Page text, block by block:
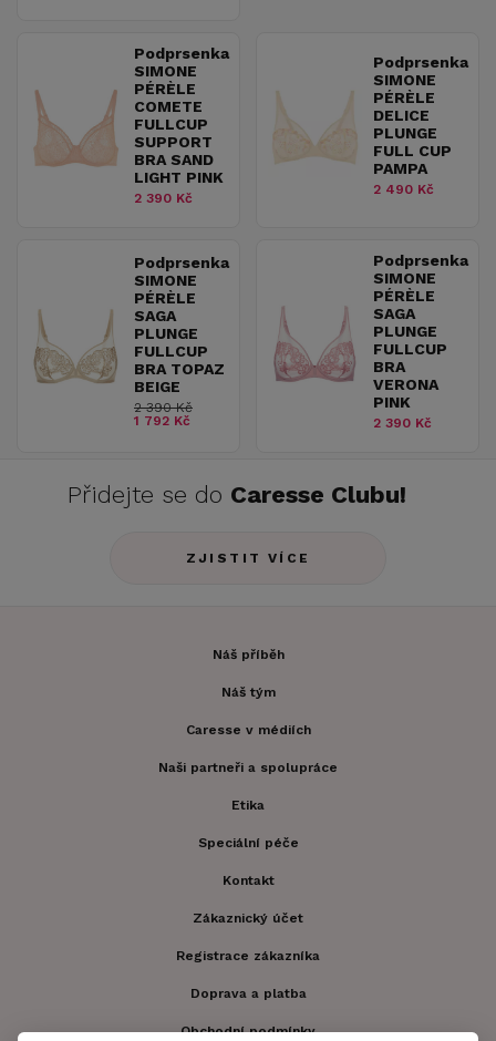
Podprsenka
SIMONE
PÉRÈLE
COMETE
FULLCUP
SUPPORT
BRA SAND
LIGHT PINK
2 390 Kč
Podprsenka
SIMONE
PÉRÈLE
DELICE
PLUNGE
FULL CUP
PAMPA
2 490 Kč
Podprsenka
SIMONE
PÉRÈLE
SAGA
PLUNGE
FULLCUP
BRA TOPAZ
BEIGE
2 390 Kč
1 792 Kč
Podprsenka
SIMONE
PÉRÈLE
SAGA
PLUNGE
FULLCUP
BRA
VERONA
PINK
2 390 Kč
Přidejte se do Caresse Clubu!
ZJISTIT VÍCE
Náš příběh
Náš tým
Caresse v médiích
Naši partneři a spolupráce
Etika
Speciální péče
Kontakt
Zákaznický účet
Registrace zákazníka
Doprava a platba
Obchodní podmínky